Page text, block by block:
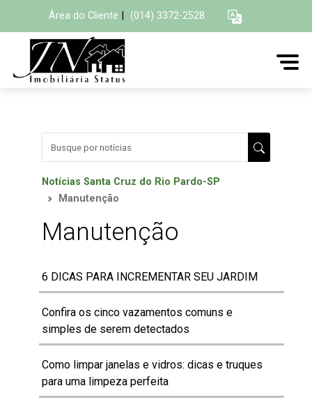
Área do Cliente (014) 3372-2528
Notícias Santa Cruz do Rio Pardo-SP
Manutenção
Manutenção
6 DICAS PARA INCREMENTAR SEU JARDIM
Confira os cinco vazamentos comuns e
simples de serem detectados
Como limpar janelas e vidros: dicas e truques
para uma limpeza perfeita